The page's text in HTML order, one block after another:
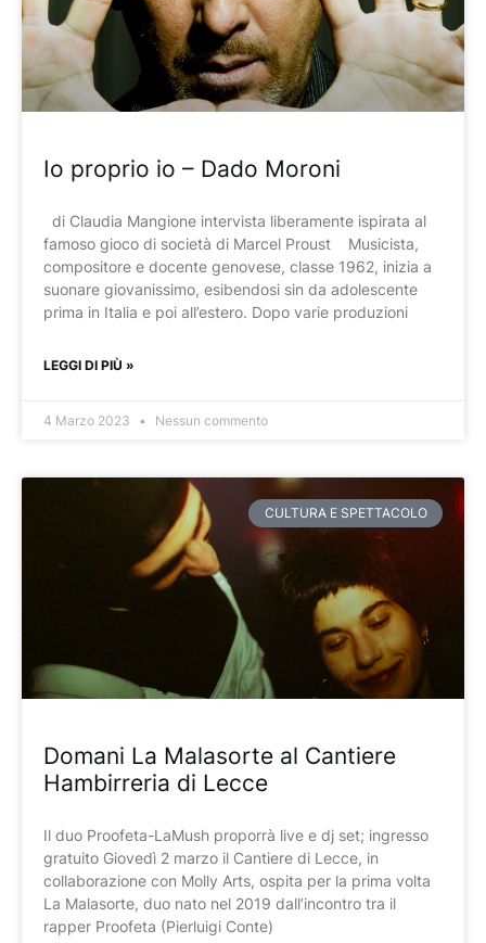
Io proprio io – Dado Moroni
di Claudia Mangione intervista liberamente ispirata al
famoso gioco di società di Marcel Proust Musicista,
compositore e docente genovese, classe 1962, inizia a
suonare giovanissimo, esibendosi sin da adolescente
prima in Italia e poi all’estero. Dopo varie produzioni
LEGGI DI PIÙ »
4 Marzo 2023 Nessun commento
CULTURA E SPETTACOLO
Domani La Malasorte al Cantiere
Hambirreria di Lecce
Il duo Proofeta-LaMush proporrà live e dj set; ingresso
gratuito Giovedì 2 marzo il Cantiere di Lecce, in
collaborazione con Molly Arts, ospita per la prima volta
La Malasorte, duo nato nel 2019 dall’incontro tra il
rapper Proofeta (Pierluigi Conte)